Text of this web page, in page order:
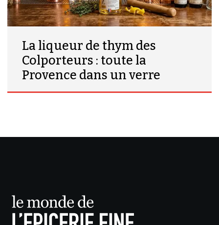
La liqueur de thym des
Colporteurs : toute la
Provence dans un verre